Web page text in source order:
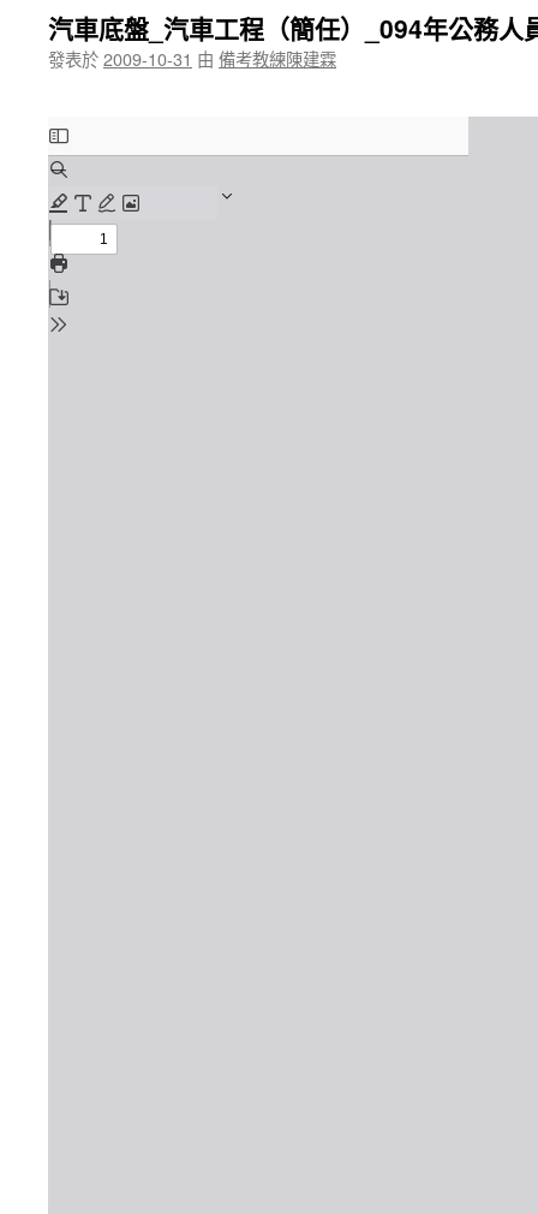
汽車底盤_汽車工程（簡任）_094年公務人
發表於2009-10-31 由 備考教練陳建霖